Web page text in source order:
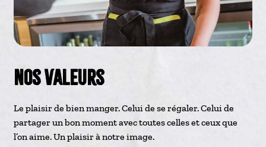
Nos Valeurs
Le plaisir de bien manger. Celui de se régaler. Celui de
partager un bon moment avec toutes celles et ceux que
l’on aime. Un plaisir à notre image.